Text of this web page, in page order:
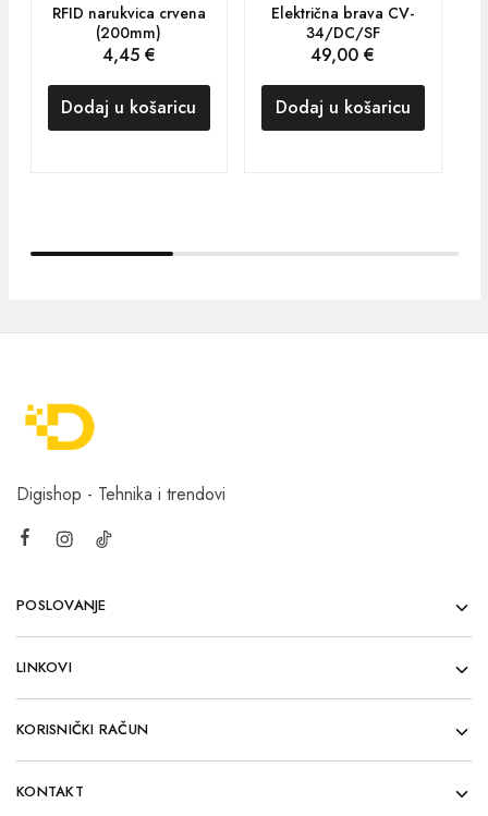
RFID narukvica crvena
(200mm)
4,45 €
Dodaj u košaricu
Električna brava CV-
34/DC/SF
49,00€
Dodaj u košaricu
Digishop - Tehnika i trendovi
POSLOVANJE
LINKOVI
KORISNIČKI RAČUN
KONTAKT